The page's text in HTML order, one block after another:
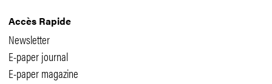
Accès Rapide
Newsletter
E-paper journal
E-paper magazine